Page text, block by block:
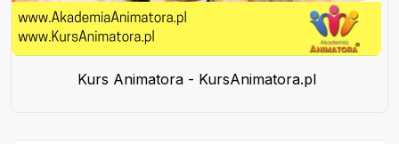
Kurs Animatora - KursAnimatora.pl